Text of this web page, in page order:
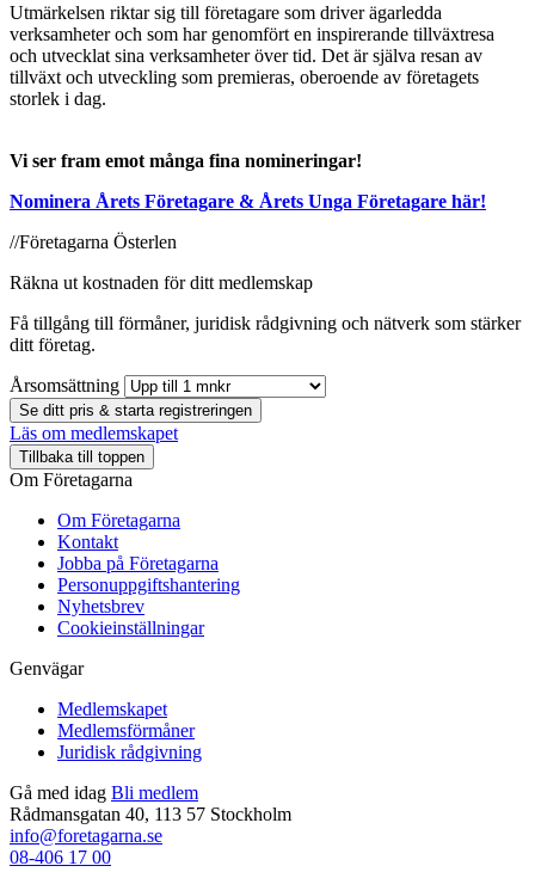
Utmärkelsen riktar sig till företagare som driver ägarledda
verksamheter och som har genomfört en inspirerande tillväxtresa
och utvecklat sina verksamheter över tid. Det är själva resan av
tillväxt och utveckling som premieras, oberoende av företagets
storlek i dag.
Vi ser fram emot många fina nomineringar!
Nominera Årets Företagare & Årets Unga Företagare här!
//Företagarna Österlen
Räkna ut kostnaden för ditt medlemskap
Få tillgång till förmåner, juridisk rådgivning och nätverk som stärker
ditt företag.
Årsomsättning
Se ditt pris & starta registreringen
Läs om medlemskapet
Tillbaka till toppen
Om Företagarna
Om Företagarna
Kontakt
Jobba på Företagarna
Personuppgiftshantering
Nyhetsbrev
Cookieinställningar
Genvägar
Medlemskapet
Medlemsförmåner
Juridisk rådgivning
Gå med idag Bli medlem
Rådmansgatan 40, 113 57 Stockholm
info@foretagarna.se
08-406 17 00